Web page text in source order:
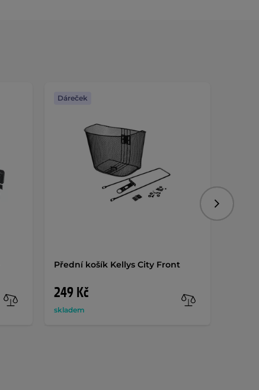
Přední košík Kellys City Front
249 Kč
skladem
Dáreček